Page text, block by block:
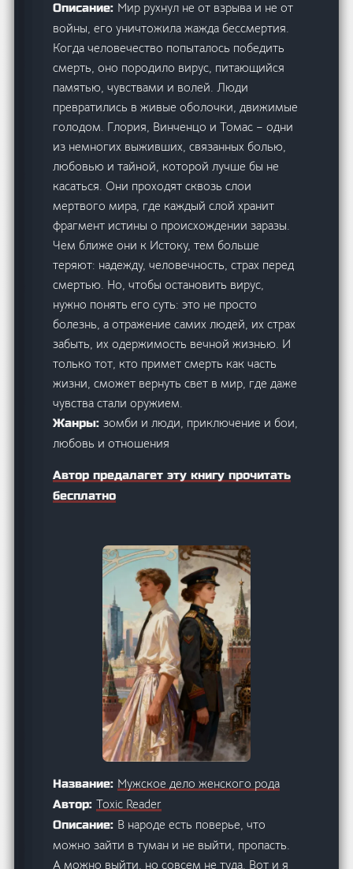
Описание: Мир рухнул не от взрыва и не от
войны, его уничтожила жажда бессмертия.
Когда человечество попыталось победить
смерть, оно породило вирус, питающийся
памятью, чувствами и волей. Люди
превратились в живые оболочки, движимые
голодом. Глория, Винченцо и Томас – одни
из немногих выживших, связанных болью,
любовью и тайной, которой лучше бы не
касаться. Они проходят сквозь слои
мертвого мира, где каждый слой хранит
фрагмент истины о происхождении заразы.
Чем ближе они к Истоку, тем больше
теряют: надежду, человечность, страх перед
смертью. Но, чтобы остановить вирус,
нужно понять его суть: это не просто
болезнь, а отражение самих людей, их страх
забыть, их одержимость вечной жизнью. И
только тот, кто примет смерть как часть
жизни, сможет вернуть свет в мир, где даже
чувства стали оружием.
Жанры:зомби и люди, приключение и бои,
любовь и отношения
Автор предалагет эту книгу прочитать
бесплатно
Название: Мужское дело женского рода
Автор:Toxic Reader
Описание: В народе есть поверье, что
можно зайти в туман и не выйти, пропасть.
А можно выйти, но совсем не туда. Вот и я